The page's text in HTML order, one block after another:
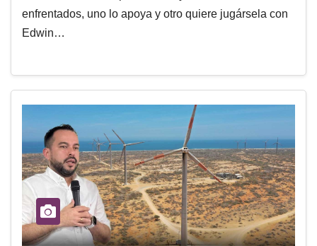
enfrentados, uno lo apoya y otro quiere jugársela con
Edwin…